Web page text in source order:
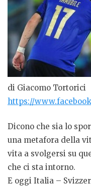
di Giacomo Tortorici
https://
Dicono che sia lo
una metafora della
vita a svolgersi su
che ci sta intorno.
E oggi Italia –